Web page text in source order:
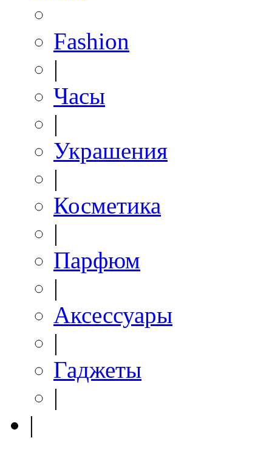
Fashion
|
Часы
|
Украшения
|
Косметика
|
Парфюм
|
Аксессуары
|
Гаджеты
|
|